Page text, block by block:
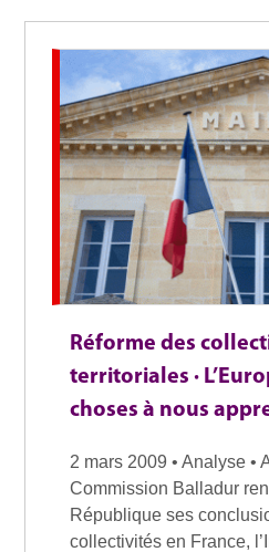
Réforme des
territoriales ·
choses à nous
2 mars 2009 • Analyse •
Commission Balladur
République ses
collectivités en France,